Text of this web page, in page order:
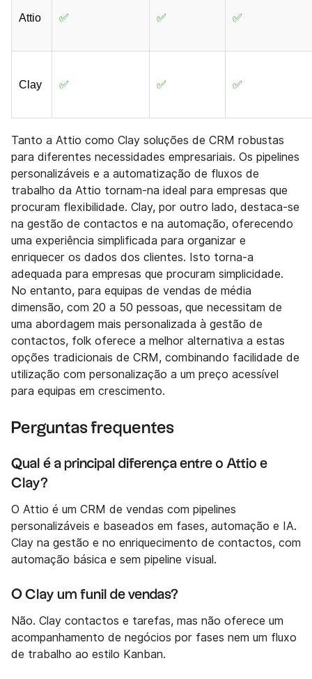
Attio ✅ ✅ ✅
Clay ✅ ✅ ✅
Tanto a Attio como Clay soluções de CRM robustas
para diferentes necessidades empresariais. Os pipelines
personalizáveis e a automatização de fluxos de
trabalho da Attio tornam-na ideal para empresas que
procuram flexibilidade. Clay, por outro lado, destaca-se
na gestão de contactos e na automação, oferecendo
uma experiência simplificada para organizar e
enriquecer os dados dos clientes. Isto torna-a
adequada para empresas que procuram simplicidade.
No entanto, para equipas de vendas de média
dimensão, com 20 a 50 pessoas, que necessitam de
uma abordagem mais personalizada à gestão de
contactos, folk oferece a melhor alternativa a estas
opções tradicionais de CRM, combinando facilidade de
utilização com personalização a um preço acessível
para equipas em crescimento.
Perguntas frequentes
Qual é a principal diferença entre o Attio e
Clay?
O Attio é um CRM de vendas com pipelines
personalizáveis e baseados em fases, automação e IA.
Clay na gestão e no enriquecimento de contactos, com
automação básica e sem pipeline visual.
O Clay um funil de vendas?
Não. Clay contactos e tarefas, mas não oferece um
acompanhamento de negócios por fases nem um fluxo
de trabalho ao estilo Kanban.